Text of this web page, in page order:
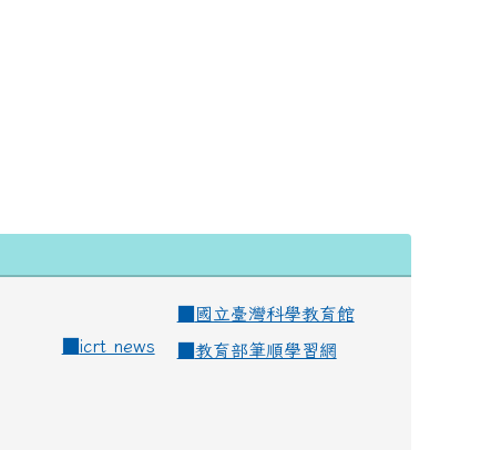
國立臺灣科學教育館
icrt news
教育部筆順學習網